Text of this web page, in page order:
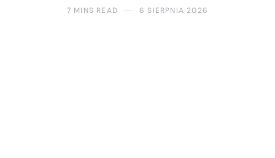
7 MINS READ 6 SIERPNIA 2026